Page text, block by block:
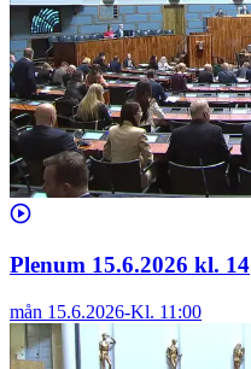
Plenum 15.6.2026 kl. 14
mån 15.6.2026-Kl. 11:00